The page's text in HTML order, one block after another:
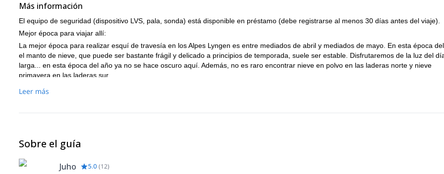
Más información
El equipo de seguridad (dispositivo LVS, pala, sonda) está disponible en préstamo (debe registrarse al menos 30 días antes del viaje).
Mejor época para viajar allí:
La mejor época para realizar esquí de travesía en los Alpes Lyngen es entre mediados de abril y mediados de mayo. En esta época del
el manto de nieve, que puede ser bastante frágil y delicado a principios de temporada, suele ser estable. Disfrutaremos de la luz del
larga... en esta época del año ya no se hace oscuro aquí. Además, no es raro encontrar nieve en polvo en las laderas norte y nieve
primavera en las laderas sur.
Estos ítems no están incluidos en el precio:
Subidas cuesta arriba entre 1000 y 1600 metros verticales por día o hasta 6 horas. Necesitas tener una buena técnica de esquí y
experiencia en esquí de travesía.
Leer más
Sobre el guía
Juho 5.0 (12)